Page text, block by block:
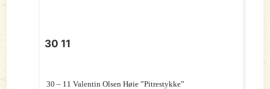
30 11
30 – 11 Valentin Olsen Høie ”Pitrestykke”